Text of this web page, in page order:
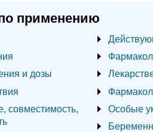
применению
и дозы
совместимость,
Особые